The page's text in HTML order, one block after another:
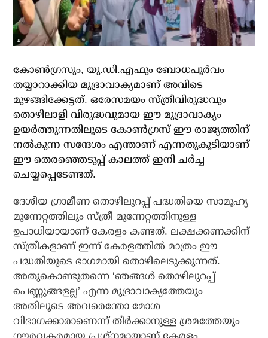
കോണ്‍ഗ്രസും, യു.ഡി.എഫും ബോധപൂര്‍വം
തയ്യാറാക്കിയ മുദ്രാവാക്യമാണ് അവിടെ
മുഴങ്ങിക്കേട്ടത്. ഒരേസമയം സ്ത്രീവിരുദ്ധവും
തൊഴിലാളി വിരുദ്ധവുമായ ഈ മുദ്രാവാക്യം
ഉയര്‍ത്തുന്നതിലൂടെ കോണ്‍ഗ്രസ് ഈ രാജ്യത്തിന്
നല്‍കുന്ന സന്ദേശം എന്താണ് എന്നതുകൂടിയാണ്
ഈ തെരഞ്ഞെടുപ്പ് കാലത്ത് ഇനി ചര്‍ച്ച
ചെയ്യപ്പെടേണ്ടത്.
ദേശീയ ഗ്രാമീണ തൊഴിലുറപ്പ് പദ്ധതിയെ സാമൂഹ്യ
മുന്നേറ്റത്തിലും സ്ത്രീ മുന്നേറ്റത്തിനുള്ള
ഉപാധിയായാണ് കേരളം കണ്ടത്. ലക്ഷക്കണക്കിന്
സ്ത്രീകളാണ് ഇന്ന് കേരളത്തില്‍ മാത്രം ഈ
പദ്ധതിയുടെ ഭാഗമായി തൊഴിലെടുക്കുന്നത്.
അതുകൊണ്ടുതന്നെ ‘ഞങ്ങള്‍ തൊഴിലുറപ്പ്
പെണ്ണുങ്ങളല്ല’ എന്ന മുദ്രാവാക്യത്തേയും
അതിലൂടെ അവരെന്തോ മോശ
വിഭാഗക്കാരാണെന്ന് തീര്‍ക്കാനുള്ള ശ്രമത്തേയും